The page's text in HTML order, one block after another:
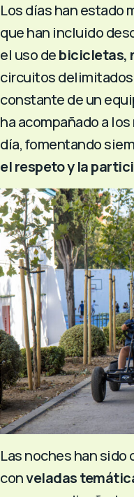
Los días han estado
que han incluido
el uso debicicletas,
circuitos
constante de un
ha acompañado a
día, fomentando
el respeto y la
Las noches han
conveladas